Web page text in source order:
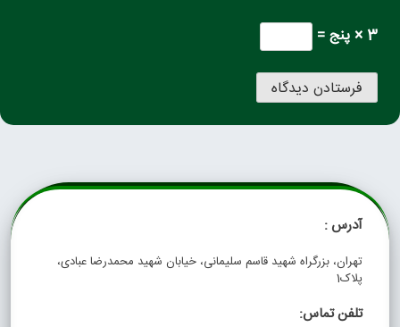
3 × پنج =
آدرس :
تهران، بزرگراه شهید قاسم سلیمانی، خیابان شهید محمدرضا عبادی،
پلاک1
تلفن تماس: